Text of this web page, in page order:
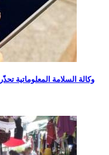
وكالة السلامة المعلوماتية